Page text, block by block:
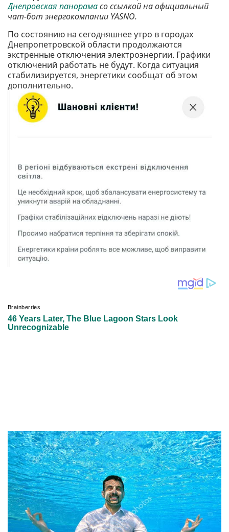
Днепровская панорамасо ссылкой на официальный
чат-бот энергокомпании YASNO.
По состоянию на сегодняшнее утро в городах
Днепропетровской области продолжаются
экстренные отключения электроэнергии. Графики
отключений работать не будут. Когда ситуация
стабилизируется, энергетики сообщат об этом
дополнительно.